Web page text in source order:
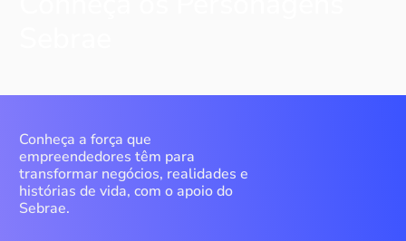
Conheça a força que
empreendedores têm para
transformar negócios, realidades e
histórias de vida, com o apoio do
Sebrae.